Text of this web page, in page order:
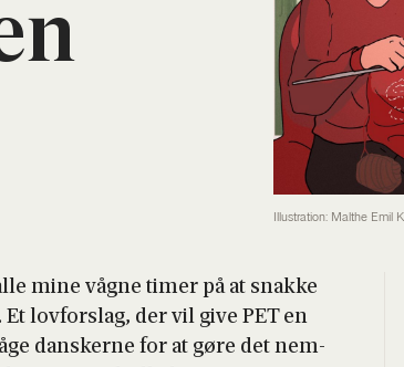
Illustration: Malthe Emil
mine våg­ne timer på at snak­ke
lov­for­slag, der vil give PET en
dan­sker­ne for at gøre det nem­